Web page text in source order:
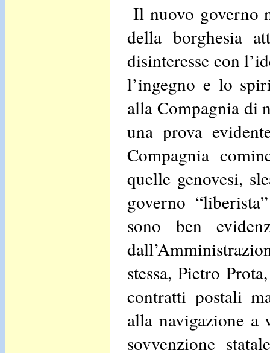
Il nuovo governo
della borghesia
disinteresse con
l’ingegno e lo
alla Compagnia di
una prova
Compagnia
quelle genovesi,
governo
sono ben
stessa, Pietro
contratti postali
alla navigazione a
sovvenzione